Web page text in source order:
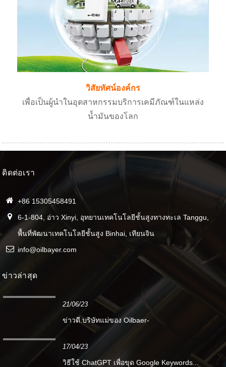
วิสัยทัศน์องค์กร
เพื่อเป็นผู้นำในอุตสาหกรรมบริการเคมีภัณฑ์ในแหล่ง
น้ำมันของโลก
ติดต่อเรา
+86 15305458491
6-1-804, อ่าว Xinyi, อุทยานเทคโนโลยีชั้นสูงทางทะเล Tanggu,
พื้นที่พัฒนาเทคโนโลยีชั้นสูง Binhai, เทียนจิน
info@oilbayer.com
ข่าวล่าสุด
21/06/23
ข่าวดี.บริษัทแม่ของ Oilbaer-
17/04/23
วิธีใช้ ChatGPT เพื่อขุด Google Keywords...